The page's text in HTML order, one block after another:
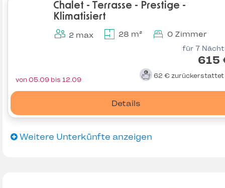
Chalet - Terrasse - Prestige -
Klimatisiert
2 max 28 m² 0 Zimmer
für 7
615
62 € zurückerstattet
Details
von 05.09 bis 12.09
Weitere Unterkünfte anzeigen